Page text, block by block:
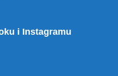
i Instagramu